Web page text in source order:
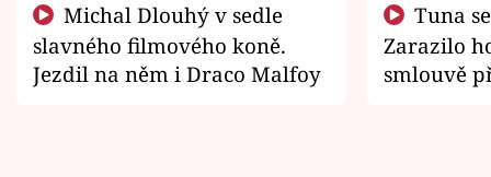
slavného filmového koně.
Jezdil na něm i Draco Malfoy
Zarazilo
smlouvě